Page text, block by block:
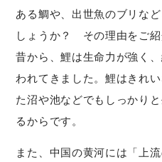
ある鯛や、出世魚のブリな
しょうか？ その理由をご紹
昔から、鯉は生命力が強く
われてきました。鯉はきれ
た沼や池などでもしっかり
るからです。
また、中国の黄河には「上